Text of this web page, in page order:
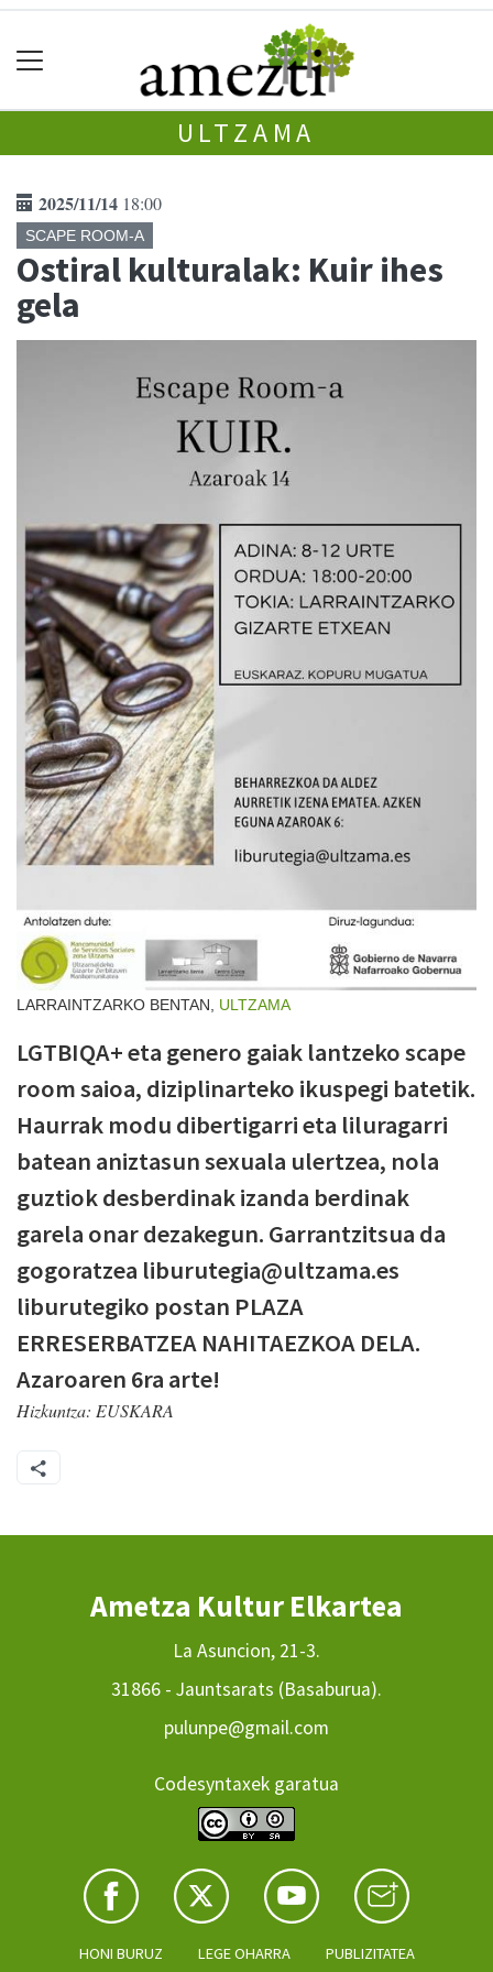
ULTZAMA
2025/11/14 18:00
SCAPE ROOM-A
Ostiral kulturalak: Kuir ihes
gela
LARRAINTZARKO BENTAN, ULTZAMA
LGTBIQA+ eta genero gaiak lantzeko scape
room saioa, diziplinarteko ikuspegi batetik.
Haurrak modu dibertigarri eta liluragarri
batean aniztasun sexuala ulertzea, nola
guztiok desberdinak izanda berdinak
garela onar dezakegun. Garrantzitsua da
gogoratzea liburutegia@ultzama.es
liburutegiko postan PLAZA
ERRESERBATZEA NAHITAEZKOA DELA.
Azaroaren 6ra arte!
Hizkuntza: EUSKARA
Ametza Kultur Elkartea
La Asuncion, 21-3.
31866 - Jauntsarats (Basaburua).
pulunpe@gmail.com
Codesyntaxek garatua
HONI BURUZ LEGE OHARRA PUBLIZITATEA